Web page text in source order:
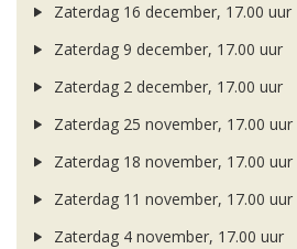
Zaterdag 16 december, 17.00 uur
Zaterdag 9 december, 17.00 uur
Zaterdag 2 december, 17.00 uur
Zaterdag 25 november, 17.00 uur
Zaterdag 18 november, 17.00 uur
Zaterdag 11 november, 17.00 uur
Zaterdag 4 november, 17.00 uur